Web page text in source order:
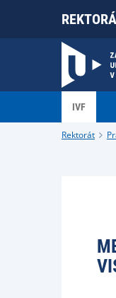
IVF
Rektorát